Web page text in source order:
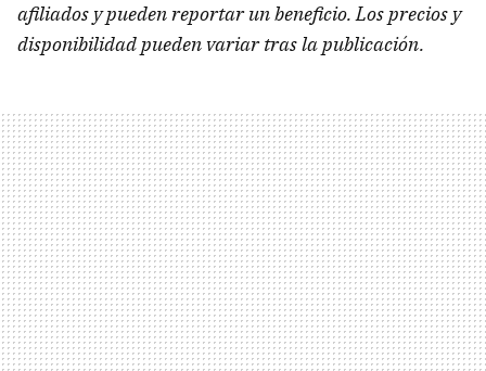
afiliados y pueden reportar un beneficio. Los precios y
disponibilidad pueden variar tras la publicación.